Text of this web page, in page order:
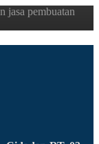
jasa pembuatan